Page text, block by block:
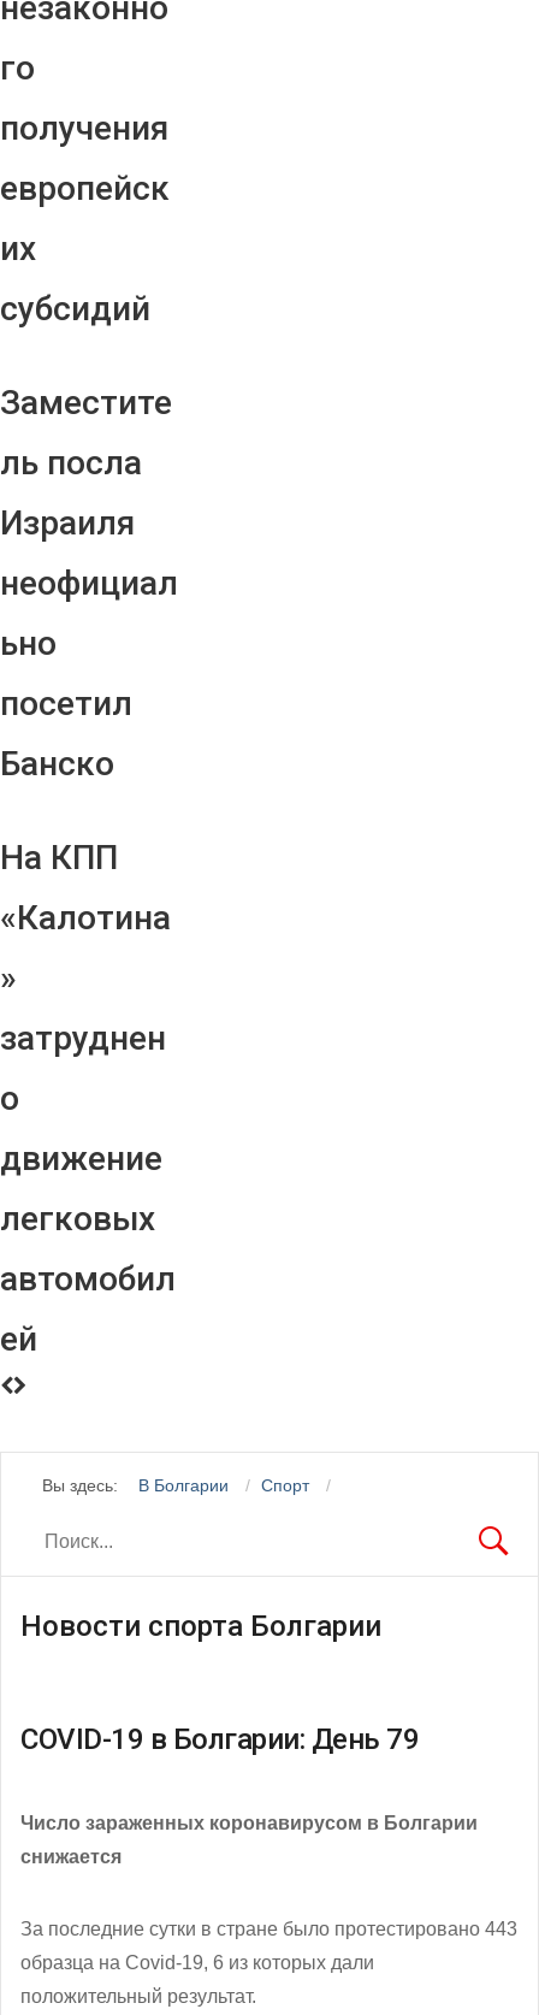
го
получения
европейск
их
субсидий
Заместите
ль посла
Израиля
неофициал
ьно
посетил
Банско
На КПП
«Калотина
»
затруднен
о
движение
легковых
автомобил
ей
Вы здесь: В Болгарии Спорт
Новости спорта Болгарии
COVID-19 в Болгарии: День 79
Число зараженных коронавирусом в Болгарии
снижается
За последние сутки в стране было протестировано 443
образца на Covid-19, 6 из которых дали
положительный результат.